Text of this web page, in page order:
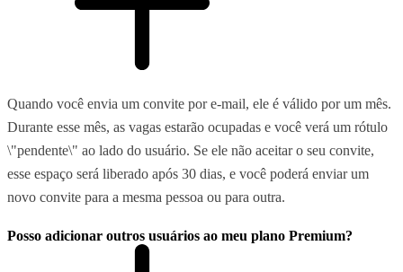
Quando você envia um convite por e-mail, ele é válido por um mês.
Durante esse mês, as vagas estarão ocupadas e você verá um rótulo
\"pendente\" ao lado do usuário. Se ele não aceitar o seu convite,
esse espaço será liberado após 30 dias, e você poderá enviar um
novo convite para a mesma pessoa ou para outra.
Posso adicionar outros usuários ao meu plano Premium?